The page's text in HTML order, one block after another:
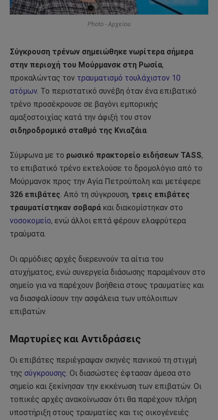
Photo - Αρχείου
Σύγκρουση τρένων σημειώθηκε νωρίτερα σήμερα
στην περιοχή του Μούρμανσκ στη Ρωσία,
προκαλώντας τον τραυματισμό τουλάχιστον 10
ατόμων. Το περιστατικό συνέβη όταν ένα επιβατικό
τρένο προσέκρουσε σε βαγόνι εμπορικής
αμαξοστοιχίας κατά την άφιξή του στον
σιδηροδρομικό σταθμό της Κνιαζάια.
Σύμφωνα με το ρωσικό πρακτορείο ειδήσεων TASS,
το επιβατικό τρένο εκτελούσε το δρομολόγιο από το
Μούρμανσκ προς την Αγία Πετρούπολη και μετέφερε
326 επιβάτες. Από τη σύγκρουση, τρεις επιβάτες
τραυματίστηκαν σοβαρά και διακομίστηκαν στο
νοσοκομείο, ενώ άλλοι επτά φέρουν ελαφρύτερα
τραύματα.
Οι αρμόδιες αρχές διερευνούν τα αίτια του
ατυχήματος, ενώ συνεργεία διάσωσης παραμένουν στο
σημείο για να παρέχουν βοήθεια στους τραυματίες και
να διασφαλίσουν την ασφάλεια των υπόλοιπων
επιβατών.
Μαρτυρίες και Αντιδράσεις
Οι επιβάτες περιέγραψαν σκηνές πανικού τη στιγμή
της σύγκρουσης. Οι διασώστες έφτασαν άμεσα στο
σημείο και ξεκίνησαν την εκκένωση των επιβατών. Οι
τοπικές αρχές ανακοίνωσαν ότι θα παρέχουν πλήρη
υποστήριξη στους τραυματίες και τις οικογένειές